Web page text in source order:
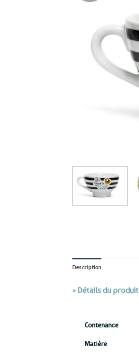
Description
> Détails du produit
Contenance
Matière